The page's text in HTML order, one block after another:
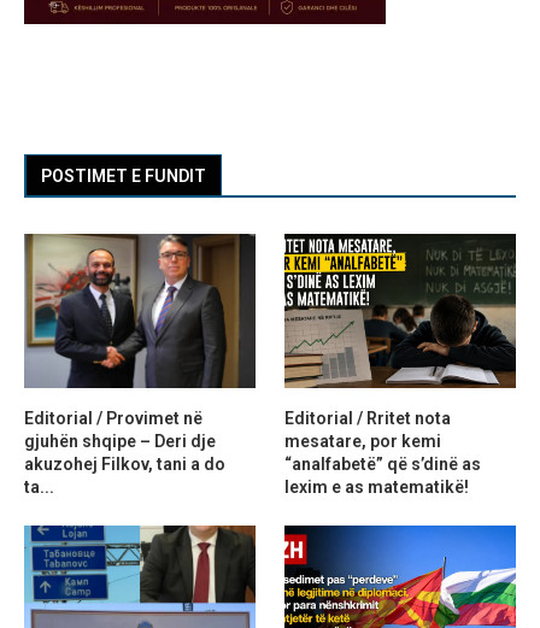
POSTIMET E FUNDIT
Editorial / Provimet në
gjuhën shqipe – Deri dje
akuzohej Filkov, tani a do
ta...
Editorial / Rritet nota
mesatare, por kemi
“analfabetë” që s’dinë as
lexim e as matematikë!